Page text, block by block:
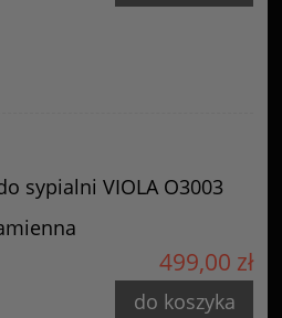
sypialni VIOLA O3003
499,00 zł
do koszyka